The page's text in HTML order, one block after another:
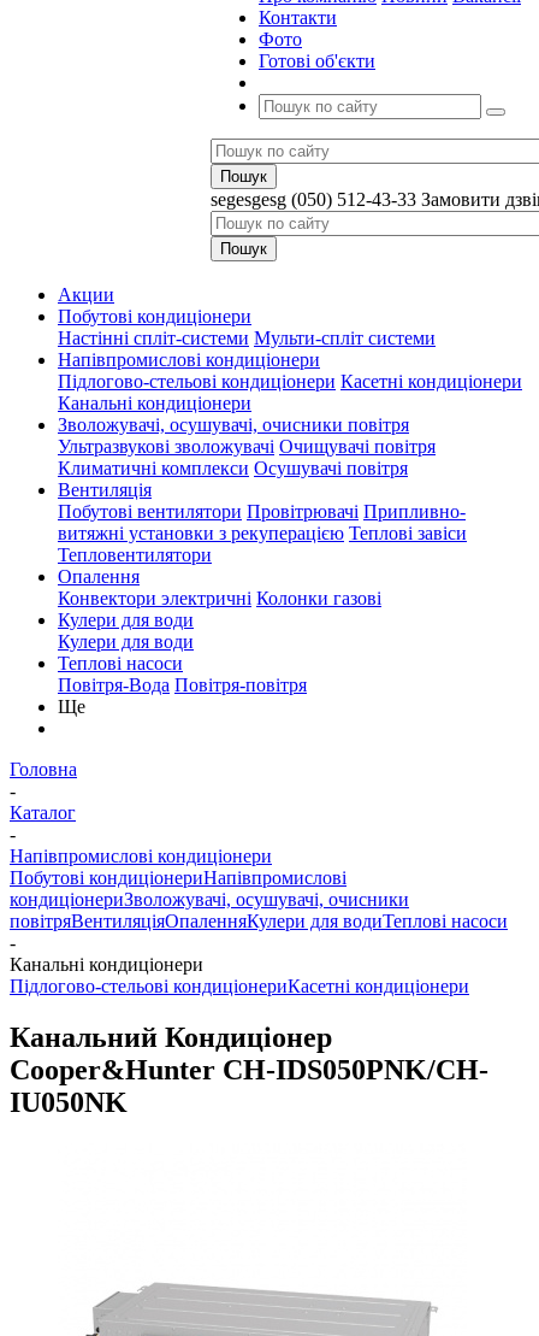
Контакти
Фото
Готові об'єкти
segesgesg (050) 512-43-33 Замовити
Акции
Побутові кондиціонери
Настінні спліт-системи Мульти-спліт системи
Напівпромислові кондиціонери
Підлогово-стельові кондиціонери Касетні кондиціонери
Канальні кондиціонери
Зволожувачі, осушувачі, очисники повітря
Ультразвукові зволожувачі Очищувачі повітря
Климатичні комплекси Осушувачі повітря
Вентиляція
Побутові вентилятори Провітрювачі Припливно-
витяжні установки з рекуперацією Теплові завіси
Тепловентилятори
Опалення
Конвектори электричні Колонки газові
Кулери для води
Кулери для води
Теплові насоси
Повітря-Вода Повітря-повітря
Ще
Головна
-
Каталог
-
Напівпромислові кондиціонери
Побутові кондиціонериНапівпромислові
кондиціонериЗволожувачі, осушувачі, очисники
повітряВентиляціяОпаленняКулери для водиТеплові насоси
-
Канальні кондиціонери
Підлогово-стельові кондиціонериКасетні кондиціонери
Канальний Кондиціонер
Cooper&Hunter CH-IDS050PNK/CH-
IU050NK